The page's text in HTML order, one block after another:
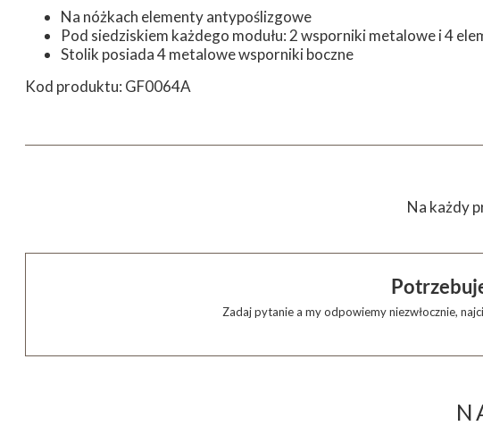
Na nóżkach elementy antypoślizgowe
Pod siedziskiem każdego modułu: 2 wsporniki metalowe i 4
Stolik posiada 4 metalowe wsporniki boczne
Kod produktu: GF0064A
Na każdy
Zadaj pytanie a my odpowiemy niezwłocznie,